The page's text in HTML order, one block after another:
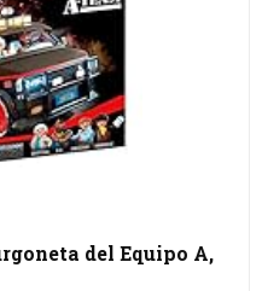
del Equipo A,